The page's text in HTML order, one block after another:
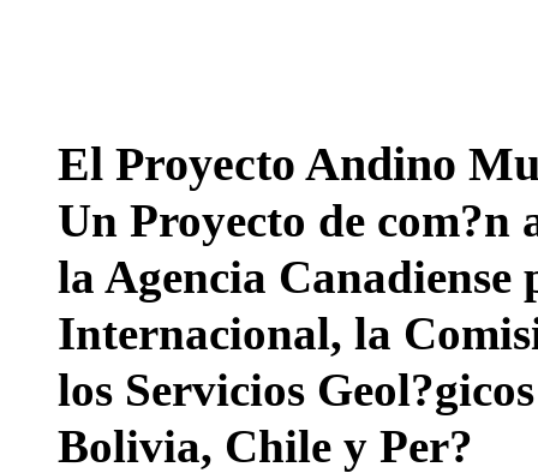
El Proyecto Andino
Un Proyecto de com?n
la Agencia Canadiense
Internacional, la
los Servicios
Bolivia, Chile y Per?